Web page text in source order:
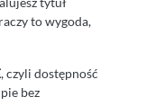
to wygoda,
, czyli dostępność
bez